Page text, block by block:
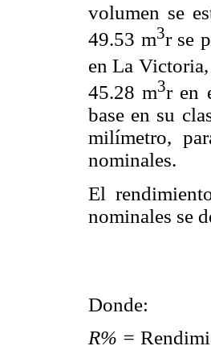
volumen se
49.53 m3r se
en La
45.28 m3r en
base en su
milímetro,
nominales.
El
nominales se
Donde:
R% =